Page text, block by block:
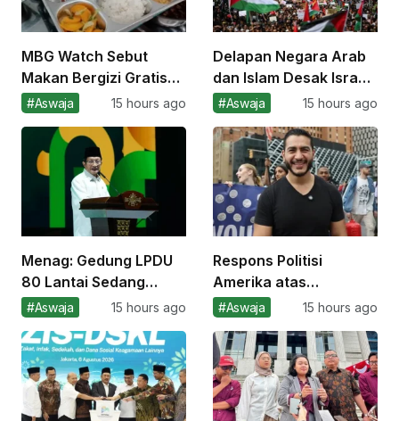
MBG Watch Sebut
Makan Bergizi Gratis
Belum Berbasis
#Aswaja 15 hours ago
Delapan Negara Arab
dan Islam Desak Israel
Hentikan Genosida
Palestina
#Aswaja 15 hours ago
Menag: Gedung LPDU
80 Lantai Sedang
Diproses, Akan Jadi
Keagamaan
#Aswaja 15 hours ago
Respons Politisi
Amerika atas
Kemenangan Abdul El
hingga Trump
#Aswaja 15 hours ago